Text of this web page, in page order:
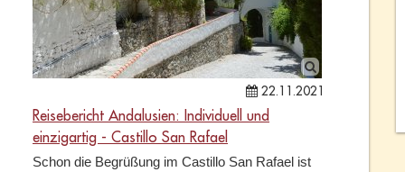
22.11.2021
Reisebericht Andalusien: Individuell und
einzigartig - Castillo San Rafael
Schon die Begrüßung im Castillo San Rafael ist